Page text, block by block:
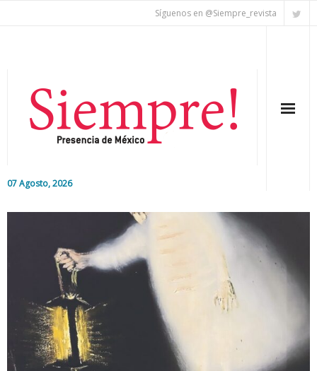
Síguenos en @Siempre_revista
07 Agosto, 2026
Nacional
Colaboradores
Internacional